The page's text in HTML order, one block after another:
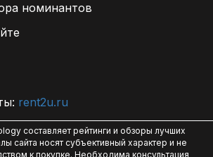
номинантов
rent2u.ru
составляет рейтинги и обзоры лучших
сайта носят субъективный характер и не
к покупке. Необходима консультация